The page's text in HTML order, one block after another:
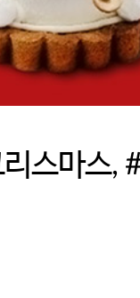
스마스,